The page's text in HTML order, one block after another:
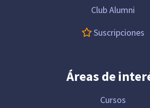
Club Alumni
Suscripciones
Áreas de
Cursos